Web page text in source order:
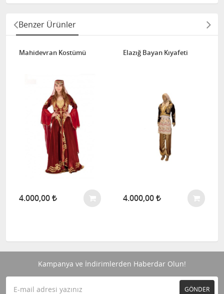
Benzer Ürünler
Mahidevran Kostümü
4.000,00
Elazığ Bayan Kıyafeti
4.000,00
Kampanya ve İndirimlerden Haberdar Olun!
GÖNDER